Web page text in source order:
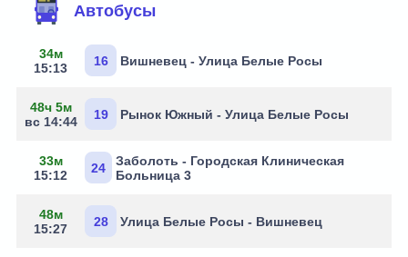
Автобусы
34м
15:13
16 Вишневец - Улица Белые Росы
48ч 5м
вс 14:44
19 Рынок Южный - Улица Белые Росы
33м
15:12
24
Заболоть - Городская Клиническая
Больница 3
48м
15:27
28 Улица Белые Росы - Вишневец